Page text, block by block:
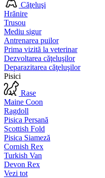
Căţeluşi
Hrănire
Trusou
Mediu sigur
Antrenarea puilor
Prima vizită la veterinar
Dezvoltarea căţeluşilor
Deparazitarea căţeluşilor
Pisici
Rase
Maine Coon
Ragdoll
Pisica Persană
Scottish Fold
Pisica Siameză
Cornish Rex
Turkish Van
Devon Rex
Vezi tot